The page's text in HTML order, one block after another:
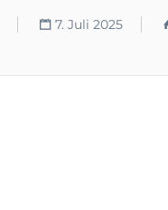
7. Juli 2025